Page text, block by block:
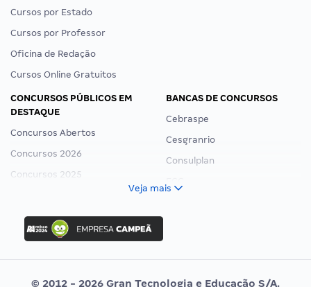
Cursos por Estado
Cursos por Professor
Oficina de Redação
Cursos Online Gratuitos
CONCURSOS PÚBLICOS EM
DESTAQUE
Concursos Abertos
Concursos 2026
Concursos 2025
Concurso Ibama
Concurso MPU
Editais publicados
BANCAS DE CONCURSOS
Cebraspe
Cesgranrio
Consulplan
Veja mais
© 2012 - 2026 Gran Tecnologia e Educação S/A.